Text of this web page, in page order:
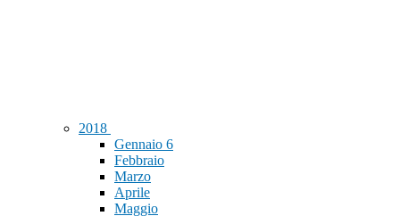
2018
Gennaio 6
Febbraio
Marzo
Aprile
Maggio